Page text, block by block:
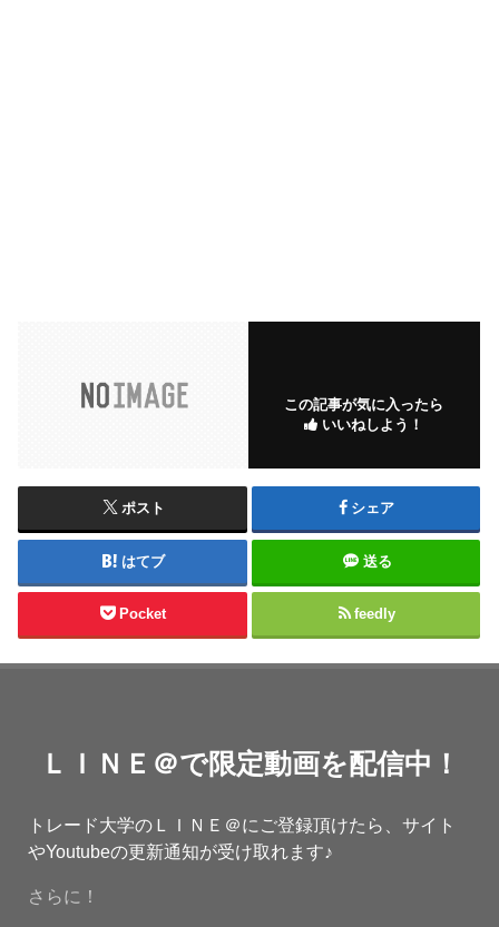
この記事が気に入ったら
いいねしよう！
ポスト シェア
はてブ 送る
Pocket feedly
ＬＩＮＥ＠で限定動画を配信中！
トレード大学のＬＩＮＥ＠にご登録頂けたら、サイト
やYoutubeの更新通知が受け取れます♪
さらに！